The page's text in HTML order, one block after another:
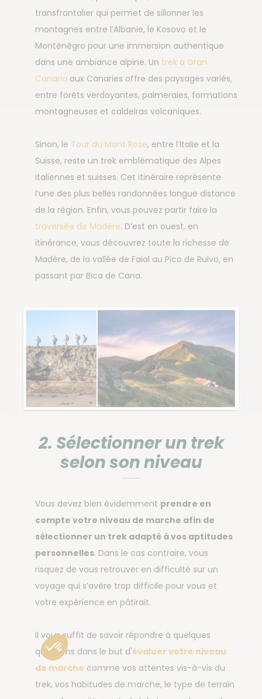
transfrontalier qui permet de sillonner les
montagnes entre l’Albanie, le Kosovo et le
Monténégro pour une immersion authentique
dans une ambiance alpine. Un trek à Gran
Canaria aux Canaries offre des paysages variés,
entre forêts verdoyantes, palmeraies, formations
montagneuses et caldeiras volcaniques.
Sinon, le Tour du Mont Rose, entre l’Italie et la
Suisse, reste un trek emblématique des Alpes
italiennes et suisses. Cet itinéraire représente
l’une des plus belles randonnées longue distance
de la région. Enfin, vous pouvez partir faire la
traversée de Madère. D’est en ouest, en
itinérance, vous découvrez toute la richesse de
Madère, de la vallée de Faial au Pico de Ruivo, en
passant par Bica de Cana.
2. Sélectionner un trek
selon son niveau
Vous devez bien évidemment prendre en
compte votre niveau de marche afin de
sélectionner un trek adapté à vos aptitudes
personnelles. Dans le cas contraire, vous
risquez de vous retrouver en difficulté sur un
voyage qui s’avère trop difficile pour vous et
votre expérience en pâtirait.
Il vous suffit de savoir répondre à quelques
questions dans le but d'évaluer votre niveau
de marche comme vos attentes vis-à-vis du
trek, vos habitudes de marche, le type de terrain